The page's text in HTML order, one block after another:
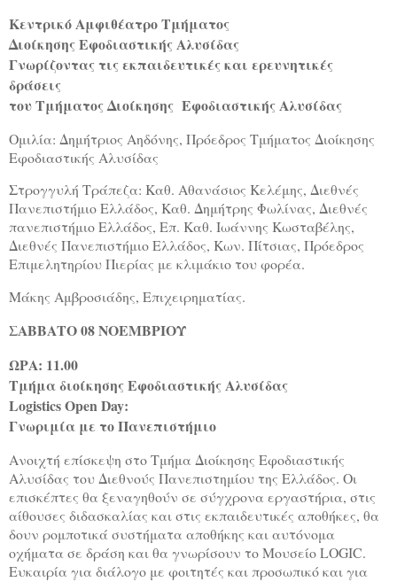
Κεντρικό Αμφιθέατρο Τμήματος
Διοίκησης Εφοδιαστικής Αλυσίδας
Γνωρίζοντας τις εκπαιδευτικές και ερευνητικές
δράσεις
του Τμήματος Διοίκησης Εφοδιαστικής Αλυσίδας
Ομιλία: Δημήτριος Αηδόνης, Πρόεδρος Τμήματος Διοίκησης
Εφοδιαστικής Αλυσίδας
Στρογγυλή Τράπεζα: Καθ. Αθανάσιος Κελέμης, Διεθνές
Πανεπιστήμιο Ελλάδος, Καθ. Δημήτρης Φωλίνας, Διεθνές
πανεπιστήμιο Ελλάδος, Επ. Καθ. Ιωάννης Κωσταβέλης,
Διεθνές Πανεπιστήμιο Ελλάδος, Κων. Πίτσιας, Πρόεδρος
Επιμελητηρίου Πιερίας με κλιμάκιο του φορέα.
Μάκης Αμβροσιάδης, Επιχειρηματίας.
ΣΑΒΒΑΤΟ 08 ΝΟΕΜΒΡΙΟΥ
ΩΡΑ: 11.00
Τμήμα διοίκησης Εφοδιαστικής Αλυσίδας
LogisticsOpenDay:
Γνωριμία με το Πανεπιστήμιο
Ανοιχτή επίσκεψη στο Τμήμα Διοίκησης Εφοδιαστικής
Αλυσίδας του Διεθνούς Πανεπιστημίου της Ελλάδος. Οι
επισκέπτες θα ξεναγηθούν σε σύγχρονα εργαστήρια, στις
αίθουσες διδασκαλίας και στις εκπαιδευτικές αποθήκες, θα
δουν ρομποτικά συστήματα αποθήκης και αυτόνομα
οχήματα σε δράση και θα γνωρίσουν το ΜουσείοLOGIC.
Ευκαιρία για διάλογο με φοιτητές και προσωπικό και για